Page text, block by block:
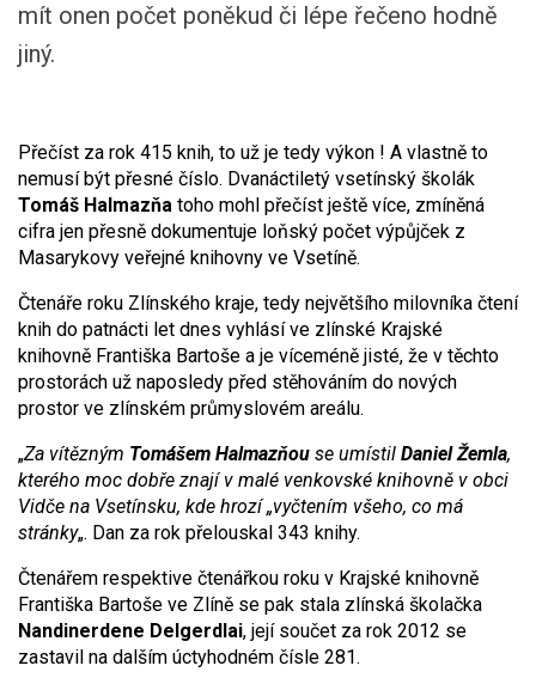
mít onen počet poněkud či lépe řečeno hodně
jiný.
Přečíst za rok 415 knih, to už je tedy výkon ! A vlastně to
nemusí být přesné číslo. Dvanáctiletý vsetínský školák
Tomáš Halmazňa toho mohl přečíst ještě více, zmíněná
cifra jen přesně dokumentuje loňský počet výpůjček z
Masarykovy veřejné knihovny ve Vsetíně.
Čtenáře roku Zlínského kraje, tedy největšího milovníka čtení
knih do patnácti let dnes vyhlásí ve zlínské Krajské
knihovně Františka Bartoše a je víceméně jisté, že v těchto
prostorách už naposledy před stěhováním do nových
prostor ve zlínském průmyslovém areálu.
„Za vítězným Tomášem Halmazňou se umístil Daniel Žemla,
kterého moc dobře znají v malé venkovské knihovně v obci
Vidče na Vsetínsku, kde hrozí „vyčtením všeho, co má
stránky„. Dan za rok přelouskal 343 knihy.
Čtenářem respektive čtenářkou roku v Krajské knihovně
Františka Bartoše ve Zlíně se pak stala zlínská školačka
Nandinerdene Delgerdlai, její součet za rok 2012 se
zastavil na dalším úctyhodném čísle 281.